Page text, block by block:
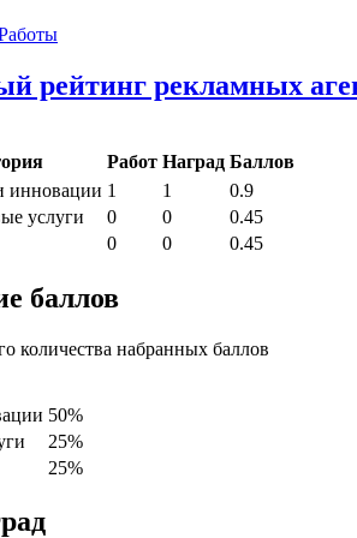
рейтинг рекламных
Работ Наград Баллов
инновации 1 1
0.9
услуги 0 0
0.45
0 0 0.45
баллов
количества набранных баллов
50%
25%
25%